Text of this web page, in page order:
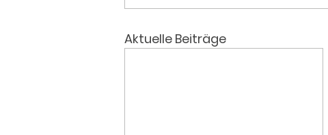
Aktuelle Beiträge